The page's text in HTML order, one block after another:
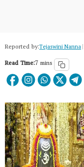
Reported by:Tejaswini Nanna|
Read Time:7 mins